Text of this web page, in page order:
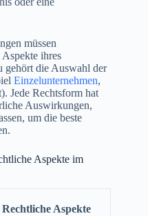
müssen
ihres
gehört die Auswahl der
Einzelunternehmen,
Jede Rechtsform hat
Auswirkungen,
um die beste
Aspekte im
Rechtliche Aspekte